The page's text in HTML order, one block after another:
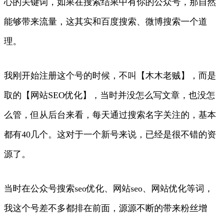
能够带来流量，这其实和百度搜索、微博搜索一个道
理。
我刚开始注册这个号的时候，不叫【木木老贼】，而是
取的【网站SEO优化】，当时并没怎么写文章，也没怎
么管，但从后台来看，每天通过搜索名字关注的，基本
都有40几个。这对于一个新号来说，已经是很不错的资
源了。
当时在公众号搜索seo优化、网站seo、网站优化等词，
我这个号差不多都排在前面，源源不断的带来粉丝增